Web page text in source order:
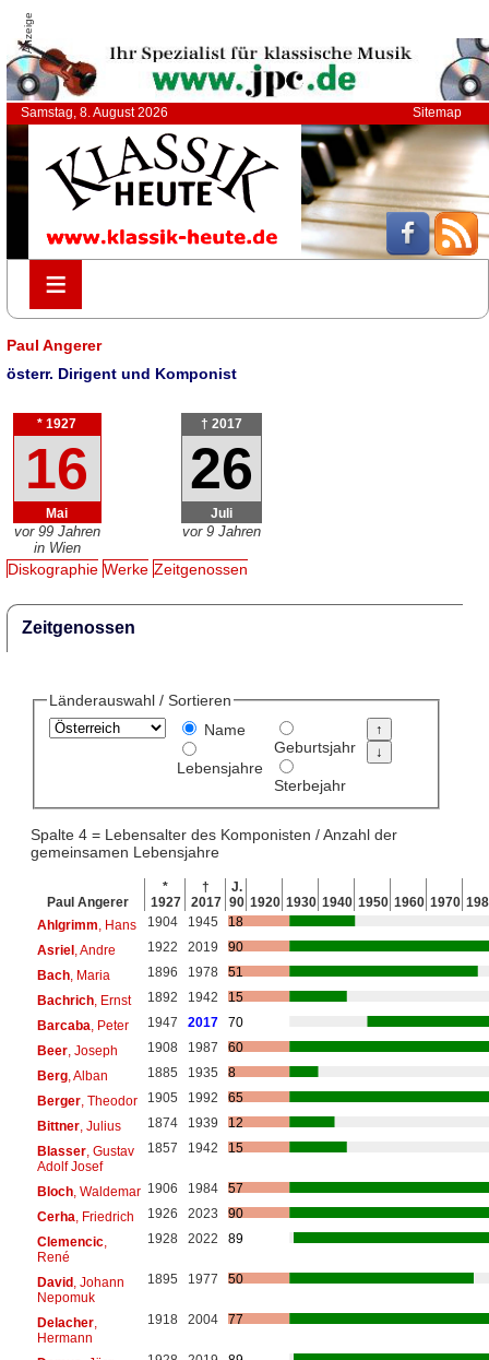
Anzeige
Samstag, 8. August 2026 Sitemap
≡
≡
Paul Angerer
österr. Dirigent und Komponist
* 1927
16
Mai
vor 99 Jahren
in Wien
† 2017
26
Juli
vor 9 Jahren
Diskographie Werke Zeitgenossen
Zeitgenossen
Länderauswahl / Sortieren
Name
Lebensjahre
Geburtsjahr
Sterbejahr
Spalte 4 = Lebensalter des Komponisten / Anzahl der
gemeinsamen Lebensjahre
Paul Angerer
*
1927
†
2017
J.
90 1920 1930 1940 1950 1960 1970
Ahlgrimm , Hans 1904 1945
18
Asriel, Andre 1922 2019
90
Bach, Maria 1896 1978
51
Bachrich, Ernst 1892 1942
15
Barcaba , Peter 1947 2017
70
Beer, Joseph 1908 1987
60
Berg, Alban 1885 1935
8
Berger, Theodor 1905 1992
65
Bittner, Julius 1874 1939
12
Blasser, Gustav
Adolf Josef
1857 1942 15
Bloch, Waldemar 1906 1984
57
Cerha , Friedrich 1926 2023
90
Clemencic,
René
1928 2022 89
David, Johann
Nepomuk
1895 1977 50
Delacher,
Hermann
1918 2004 77